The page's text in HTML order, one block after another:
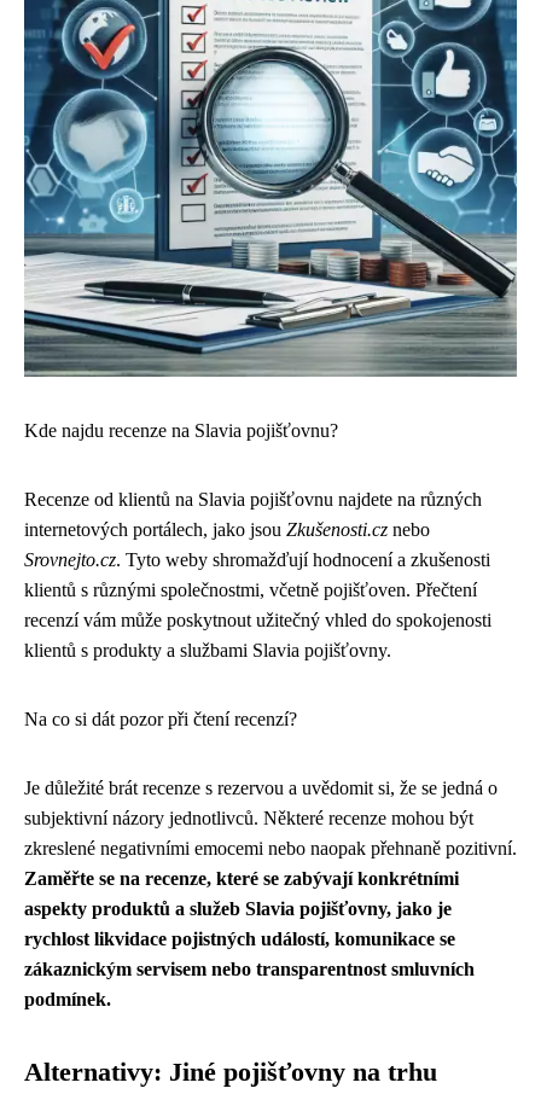
Kde najdu recenze na Slavia pojišťovnu?
Recenze od klientů na Slavia pojišťovnu najdete na různých
internetových portálech, jako jsou Zkušenosti.cz nebo
Srovnejto.cz. Tyto weby shromažďují hodnocení a zkušenosti
klientů s různými společnostmi, včetně pojišťoven. Přečtení
recenzí vám může poskytnout užitečný vhled do spokojenosti
klientů s produkty a službami Slavia pojišťovny.
Na co si dát pozor při čtení recenzí?
Je důležité brát recenze s rezervou a uvědomit si, že se jedná o
subjektivní názory jednotlivců. Některé recenze mohou být
zkreslené negativními emocemi nebo naopak přehnaně pozitivní.
Zaměřte se na recenze, které se zabývají konkrétními
aspekty produktů a služeb Slavia pojišťovny, jako je
rychlost likvidace pojistných událostí, komunikace se
zákaznickým servisem nebo transparentnost smluvních
podmínek.
Alternativy: Jiné pojišťovny na trhu